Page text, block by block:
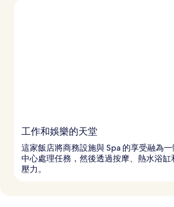
工作和娛樂的天堂
這家飯店將商務設施與 Spa 的享受融為
中心處理任務，然後透過按摩、熱水浴缸
壓力。